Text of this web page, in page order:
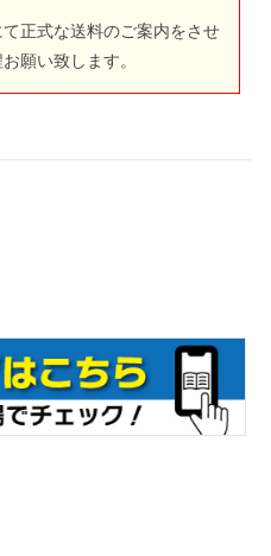
正式な送料のご案内をさせ
願い致します。